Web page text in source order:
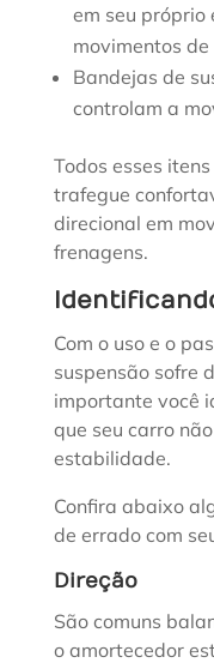
em seu próprio
movimentos
Bandejas de
controlam a
Todos esses
trafegue
direcional em
frenagens.
Com o uso e o
suspensão sofre
importante você
que seu carro
estabilidade.
Confira abaixo
de errado com
Direção
São comuns
o amortecedor